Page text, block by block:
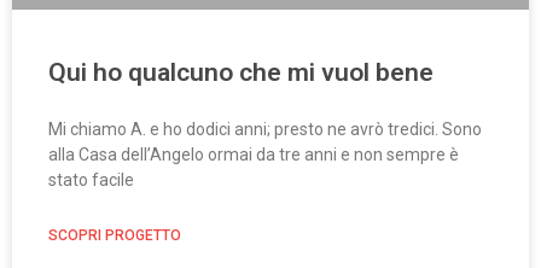
Qui ho qualcuno che mi vuol bene
Mi chiamo A. e ho dodici anni; presto ne avrò tredici. Sono
alla Casa dell’Angelo ormai da tre anni e non sempre è
stato facile
SCOPRI PROGETTO